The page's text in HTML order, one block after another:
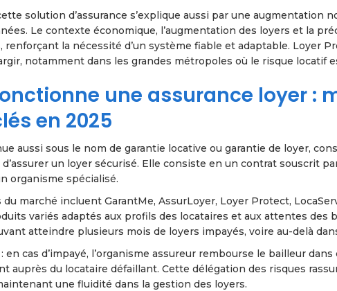
solution d’assurance s’explique aussi par une augmentation
Le contexte économique, l’augmentation des loyers et la
renforçant la nécessité d’un système fiable et adaptable. Loyer
notamment dans les grandes métropoles où le risque locatif
une assurance loyer :
en 2025
aussi sous le nom de garantie locative ou garantie de loyer,
un loyer sécurisé. Elle consiste en un contrat souscrit
organisme spécialisé.
marché incluent GarantMe, AssurLoyer, Loyer Protect,
variés adaptés aux profils des locataires et aux attentes des
atteindre plusieurs mois de loyers impayés, voire au-delà
cas d’impayé, l’organisme assureur rembourse le bailleur dans
auprès du locataire défaillant. Cette délégation des risques
une fluidité dans la gestion des loyers.